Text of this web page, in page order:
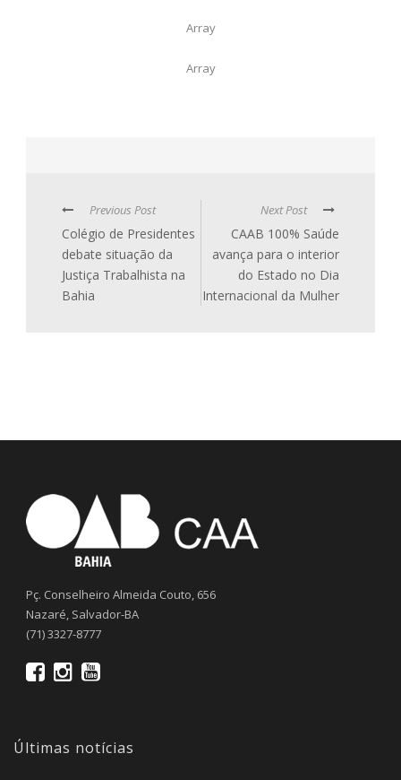
Array
Array
Previous Post
Colégio de Presidentes
debate situação da
Justiça Trabalhista na
Bahia
Next Post
CAAB 100% Saúde
avança para o interior
do Estado no Dia
Internacional da Mulher
Pç. Conselheiro Almeida Couto, 656
Nazaré, Salvador-BA
(71) 3327-8777
Últimas notícias